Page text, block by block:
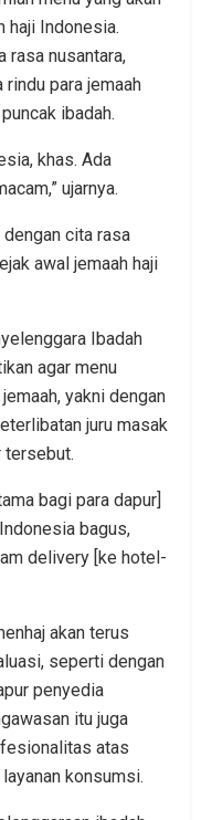
haji Indonesia.
rasa nusantara,
para jemaah
ibadah.
khas. Ada
ujarnya.
dengan cita rasa
awal jemaah haji
Ibadah
agar menu
yakni dengan
juru masak
tersebut.
bagi para dapur]
bagus,
delivery [ke hotel-
akan terus
seperti dengan
penyedia
itu juga
atas
konsumsi.